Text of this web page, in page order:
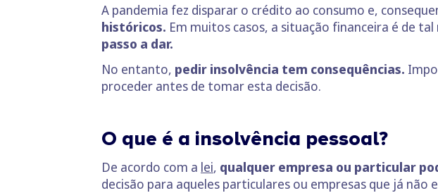
A pandemia fez disparar o crédito ao consumo e,
históricos. Em muitos casos, a situação financeira é de
passo a dar.
No entanto, pedir insolvência tem consequências.
proceder antes de tomar esta decisão.
O que é a insolvência pessoal?
De acordo com a lei, qualquer empresa ou particular
decisão para aqueles particulares ou empresas que já